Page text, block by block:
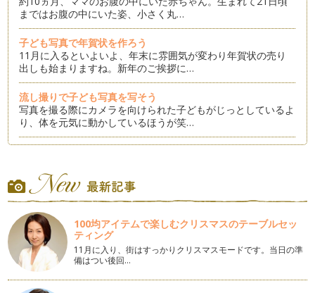
まではお腹の中にいた姿、小さく丸…
子ども写真で年賀状を作ろう
11月に入るといよいよ、年末に雰囲気が変わり年賀状の売り
出しも始まりますね。新年のご挨拶に…
流し撮りで子ども写真を写そう
写真を撮る際にカメラを向けられた子どもがじっとしているよ
り、体を元気に動かしているほうが笑…
撮影をしている、という方も多いかと…
写真の飾り方「手作りフォトボード」
子どもの写真は撮りっぱなし、データがどんどん溜まってい
く・・・子育て真っ只中のママはゆっく…
集合写真の撮り方
子どもの行事ごとでおじいちゃん、おばあちゃん、親戚ともし
くは友だちが集まって大勢で集合写真…
100均アイテムで楽しむクリスマスのテーブルセッ
ティング
11月に入り、街はすっかりクリスマスモードです。当日の準
備はつい後回…